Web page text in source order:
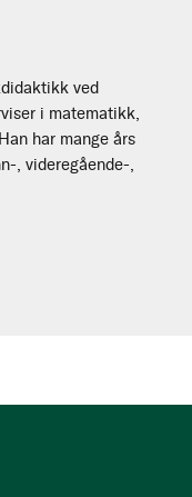
ved
i matematikk,
har mange års
, videregående-,